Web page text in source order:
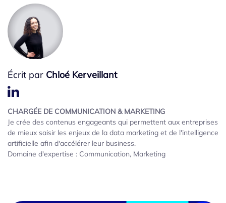
Écrit par Chloé Kerveillant
CHARGÉE DE COMMUNICATION & MARKETING
Je crée des contenus engageants qui permettent aux entreprises
de mieux saisir les enjeux de la data marketing et de l'intelligence
artificielle afin d'accélérer leur business.
Domaine d'expertise : Communication, Marketing